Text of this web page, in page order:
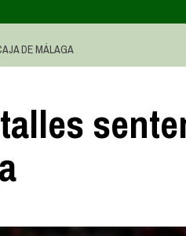
DE MÁLAGA